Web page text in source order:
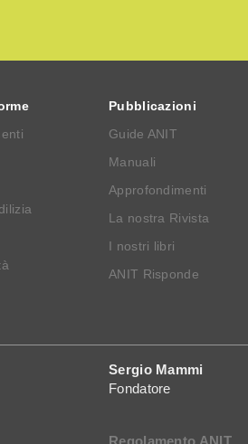
Pubblicazioni
Guide ANIT
Manuali
Approfondimenti
La nostra Rivista
I nostri libri
ANIT Risponde
Sergio Mammi
Fondatore
Regolamento ANIT